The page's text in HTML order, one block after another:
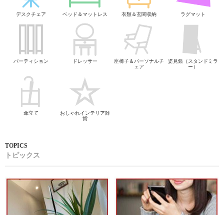
デスクチェア ベッド＆マットレス 衣類＆玄関収納 ラグマット
パーティション ドレッサー
座椅子＆パーソナルチ
ェア
姿見鏡（スタンドミラ
ー）
傘立て
おしゃれインテリア雑
貨
トピックス